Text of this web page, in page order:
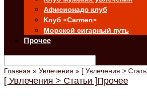
Афисионадо клуб
Клуб «Carmen»
Морской сигарный путь
Прочее
Главная » Увлечения » [ Увлечения >
[ Увлечения > Статьи ]Прочее